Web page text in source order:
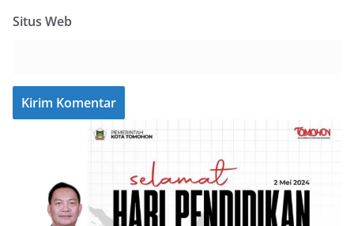
Situs Web